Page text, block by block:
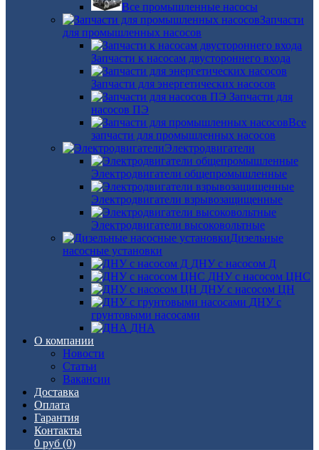
Все промышленные насосы
Запчасти
для промышленных насосов
Запчасти к насосам двустороннего входа
Запчасти для энергетических насосов
Запчасти для
насосов ПЭ
Все
запчасти для промышленных насосов
Электродвигатели
Электродвигатели общепромышленные
Электродвигатели взрывозащищенные
Электродвигатели высоковольтные
Дизельные
насосные установки
ДНУ с насосом Д
ДНУ с насосом ЦНС
ДНУ с насосом ЦН
ДНУ с
грунтовыми насосами
ДНА
О компании
Новости
Статьи
Вакансии
Доставка
Оплата
Гарантия
Контакты
0 руб (0)